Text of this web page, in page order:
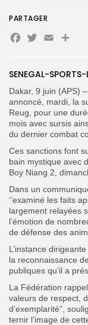
for:
FR
SENEGAL-SPORTS-
Dakar, 9 juin (APS)
annoncé, mardi, la
Reug, pour une
mois avec sursis
du dernier combat
Ces sanctions font
bain mystique avec
Boy Niang 2,
Dans un
‘’examiné les faits
largement relayées
l’émotion de
de défense des
L’instance
la reconnaissance
publiques qu’il a
La Fédération
valeurs de respect,
d’exemplarité”,
ternir l’image de
PARTAGER
Facebook
Twitter
Email